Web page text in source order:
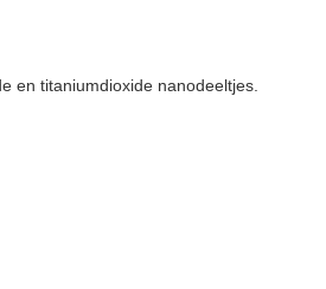
en titaniumdioxide nanodeeltjes.